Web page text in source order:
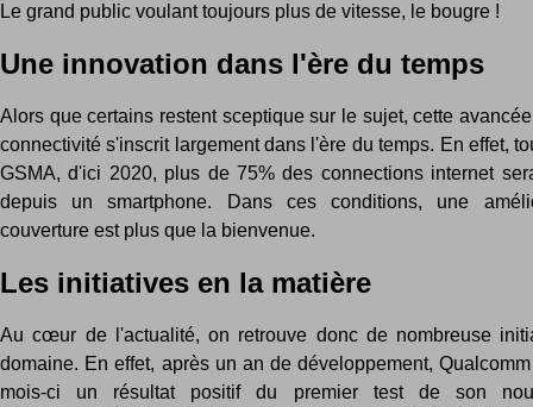
Le grand public voulant toujours plus de vitesse, le bougre !
Une innovation dans l'ère du temps
Alors que certains restent sceptique sur le sujet, cette
connectivité s'inscrit largement dans l'ère du temps. En effet,
GSMA, d'ici 2020, plus de 75% des connections internet
depuis un smartphone. Dans ces conditions, une
couverture est plus que la bienvenue.
Les initiatives en la matière
Au cœur de l'actualité, on retrouve donc de nombreuse
domaine. En effet, après un an de développement,
mois-ci un résultat positif du premier test de son